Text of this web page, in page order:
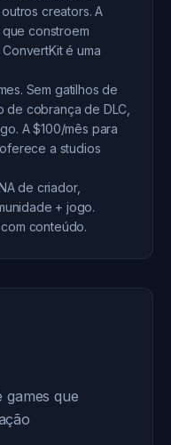
creators. A
constroem
é uma
Sem gatilhos de
cobrança de DLC,
A $100/mês para
a studios
de criador,
+ jogo.
conteúdo.
games que